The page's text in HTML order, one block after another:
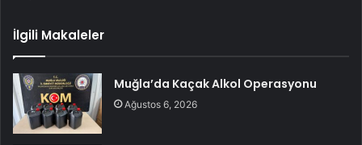
İlgili Makaleler
Muğla’da Kaçak Alkol Operasyonu
Ağustos 6, 2026